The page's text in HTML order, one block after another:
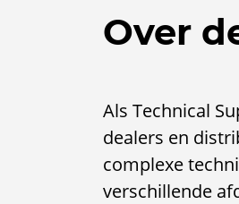
Over
Als Technical
dealers en
complexe
verschillende